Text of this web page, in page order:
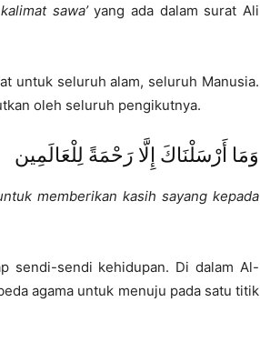
kalimat sawa’yang ada dalam surat Ali
untuk seluruh alam, seluruh Manusia.
oleh seluruh pengikutnya.
وَمَا أَرْسَلْنَاكَ إِلَّا رَحْمَةً لِلْعَالَمِين
memberikan kasih sayang kepada
sendi-sendi kehidupan. Di dalam Al-
agama untuk menuju pada satu titik